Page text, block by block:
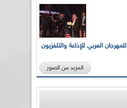
بالصور... الدورة الـ21 للمهرجان العربي للإذاعة والتلفزيون
المزيد من الصور